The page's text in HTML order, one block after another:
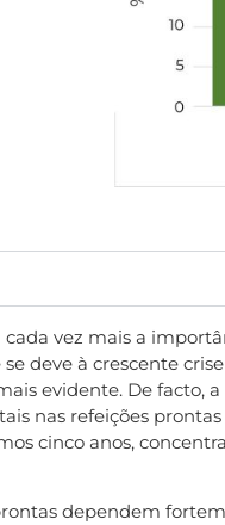
vez mais a
deve à crescente crise
evidente. De facto, a
nas refeições
cinco anos,
dependem